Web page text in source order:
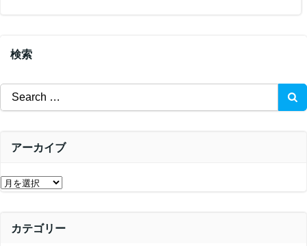
ゲ
ー
シ
ョ
ン
ビ
ゲ
ー
シ
ョ
検索
Search
for:
アーカイブ
ア
カテゴリー